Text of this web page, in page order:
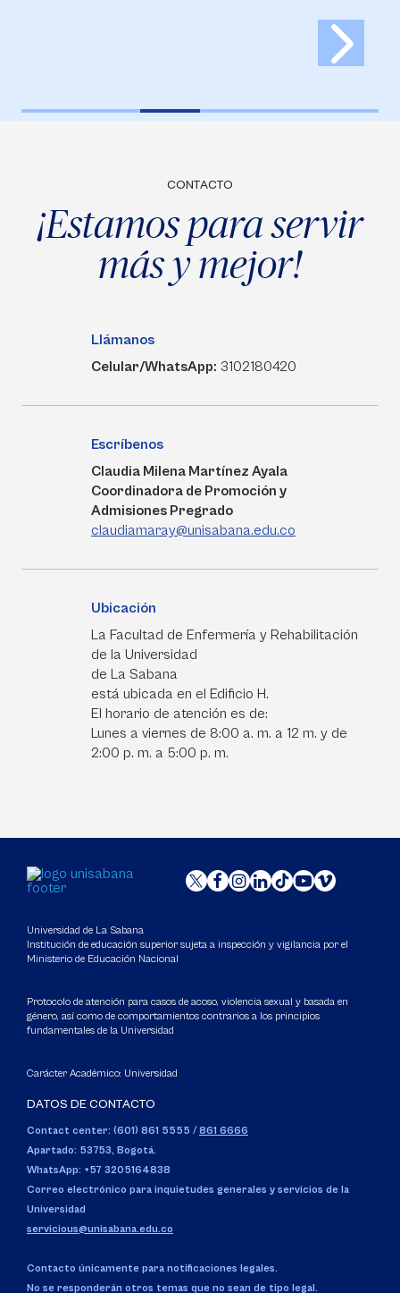
CONTACTO
¡Estamos para servir
más y mejor!
Llámanos
Celular/WhatsApp: 3102180420
Escríbenos
Claudia Milena Martínez Ayala
Coordinadora de Promoción y
Admisiones Pregrado
claudiamaray@unisabana.edu.co
Ubicación
La Facultad de Enfermería y Rehabilitación
de la Universidad
de La Sabana
está ubicada en el Edificio H.
El horario de atención es de:
Lunes a viernes de 8:00 a. m. a 12 m. y de
2:00 p. m. a 5:00 p. m.
Universidad de La Sabana
Institución de educación superior sujeta a inspección y vigilancia por el
Ministerio de Educación Nacional
Protocolo de atención para casos de acoso, violencia sexual y basada en
género, así como de comportamientos contrarios a los principios
fundamentales de la Universidad
Carácter Académico: Universidad
DATOS DE CONTACTO
Contact center: (601) 861 5555 / 861 6666
Apartado: 53753, Bogotá.
WhatsApp: +57 3205164838
Correo electrónico para inquietudes generales y servicios de la
Universidad
servicious@unisabana.edu.co
Contacto únicamente para notificaciones legales.
No se responderán otros temas que no sean de tipo legal.